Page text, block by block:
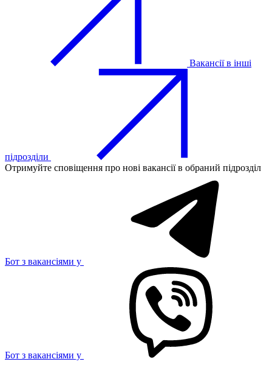
Вакансії в інші
підрозділи
Отримуйте сповіщення про нові вакансії в обраний підрозділ
Бот з вакансіями у
Бот з вакансіями у